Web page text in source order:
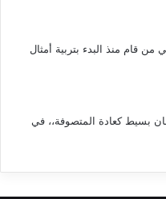
من قام منذ البدء بتربية أمثال
بسيط كعادة المتصوفة،، في